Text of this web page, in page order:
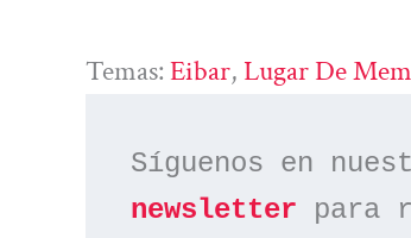
Temas:Eibar, Lugar De
Síguenos en
newsletter para